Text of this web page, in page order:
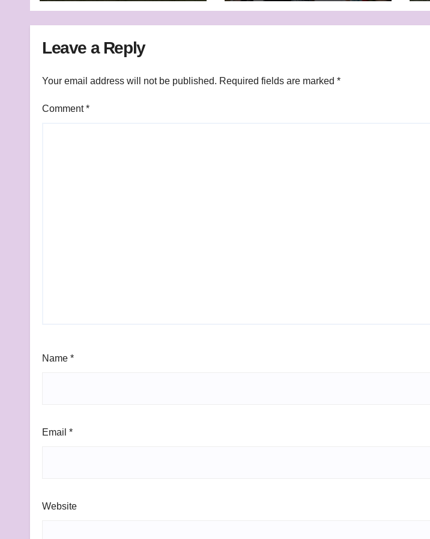
Leave a Reply
Your email address will not be published. Required fields are marked *
Comment*
Name *
Email *
Website